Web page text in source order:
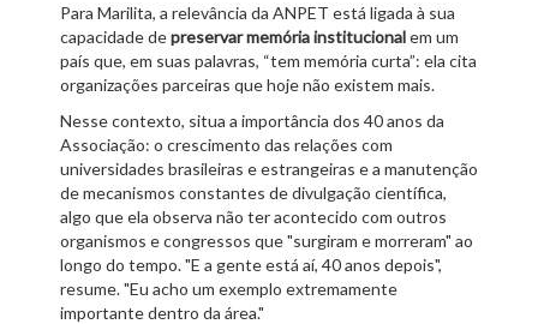
Para Marilita, a relevância da ANPET está ligada à sua
capacidade depreservar memória institucionalem um
país que, em suas palavras, “tem memória curta”: ela cita
organizações parceiras que hoje não existem mais.
Nesse contexto, situa a importância dos 40 anos da
Associação: o crescimento das relações com
universidades brasileiras e estrangeiras e a manutenção
de mecanismos constantes de divulgação científica,
algo que ela observa não ter acontecido com outros
organismos e congressos que "surgiram e morreram" ao
longo do tempo. "E a gente está aí, 40 anos depois",
resume. "Eu acho um exemplo extremamente
importante dentro da área."